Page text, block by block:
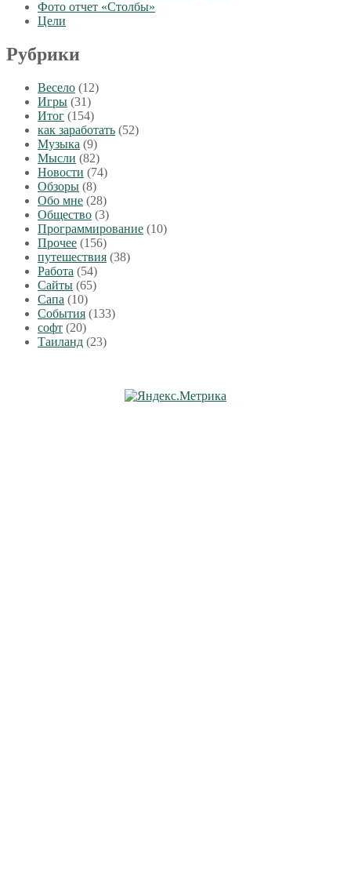
Фото отчет «Столбы»
Цели
Рубрики
Весело (12)
Игры (31)
Итог (154)
как заработать (52)
Музыка (9)
Мысли (82)
Новости (74)
Обзоры (8)
Обо мне (28)
Общество (3)
Программирование (10)
Прочее (156)
путешествия (38)
Работа (54)
Сайты (65)
Сапа (10)
События (133)
софт (20)
Таиланд (23)